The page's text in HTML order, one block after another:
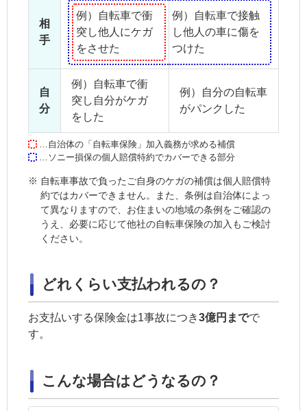
相
手
例）自転車で衝
突し他人にケガ
をさせた
例）自転車で接触
し他人の車に傷を
つけた
自
分
例）自転車で衝
突し 自分がケガ
をした
例）自分の自転車
がパンクした
…自治体の「自転車保険」加入義務が求める補償
…ソニー損保の個人賠償特約でカバーできる部分
※ 自転車事故で負ったご自身のケガの補償は個人賠償特
約ではカバーできません。また、条例は自治体によっ
て異なりますので、お住まいの地域の条例をご確認の
うえ、必要に応じて他社の自転車保険の加入もご検討
ください。
どれくらい支払われるの？
お支払いする保険金は1事故につき3億円までで
す。
こんな場合はどうなるの？